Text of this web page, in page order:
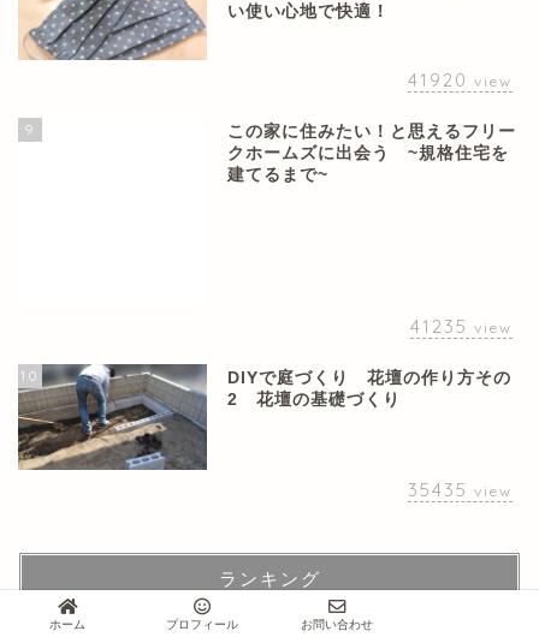
い使い心地で快適！
41920 view
9
この家に住みたい！と思えるフリー
クホームズに出会う ~規格住宅を
建てるまで~
41235 view
10
DIYで庭づくり 花壇の作り方その
2 花壇の基礎づくり
35435 view
ランキング
ホーム プロフィール お問い合わせ